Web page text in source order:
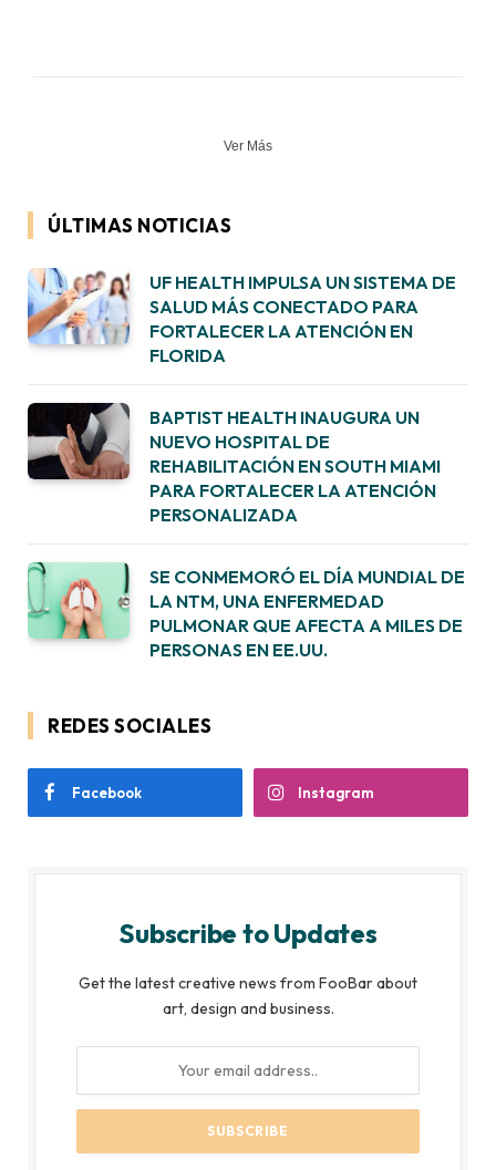
Ver Más
ÚLTIMAS NOTICIAS
UF HEALTH IMPULSA UN SISTEMA DE
SALUD MÁS CONECTADO PARA
FORTALECER LA ATENCIÓN EN
FLORIDA
BAPTIST HEALTH INAUGURA UN
NUEVO HOSPITAL DE
REHABILITACIÓN EN SOUTH MIAMI
PARA FORTALECER LA ATENCIÓN
PERSONALIZADA
SE CONMEMORÓ EL DÍA MUNDIAL DE
LA NTM, UNA ENFERMEDAD
PULMONAR QUE AFECTA A MILES DE
PERSONAS EN EE.UU.
REDES SOCIALES
Facebook Instagram
Subscribe to Updates
Get the latest creative news from FooBar about
art, design and business.